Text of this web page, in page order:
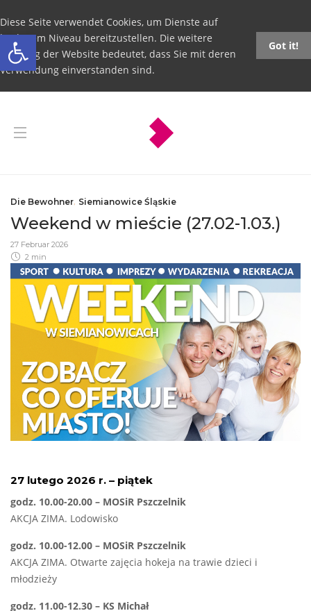
Open toolbar
Diese Seite verwendet Cookies, um Dienste auf
höchstem Niveau bereitzustellen. Die weitere
Nutzung der Website bedeutet, dass Sie mit deren
Verwendung einverstanden sind.
Got it!
Die Bewohner, Siemianowice Śląskie
Weekend w mieście (27.02-1.03.)
27 Februar 2026
2 min
27 lutego 2026 r. – piątek
godz. 10.00-20.00 – MOSiR Pszczelnik
AKCJA ZIMA. Lodowisko
godz. 10.00-12.00 – MOSiR Pszczelnik
AKCJA ZIMA. Otwarte zajęcia hokeja na trawie dzieci i
młodzieży
godz. 11.00-12.30 – KS Michał